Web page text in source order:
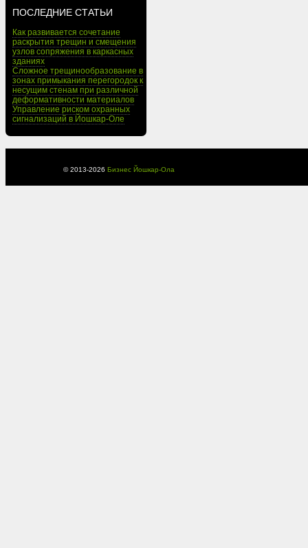
ПОСЛЕДНИЕ СТАТЬИ
Как развивается сочетание
раскрытия трещин и смещения
узлов сопряжения в каркасных
зданиях
Сложное трещинообразование в
зонах примыкания перегородок к
несущим стенам при различной
деформативности материалов
Управление риском охранных
сигнализаций в Йошкар-Оле
© 2013-2026 Бизнес Йошкар-Ола